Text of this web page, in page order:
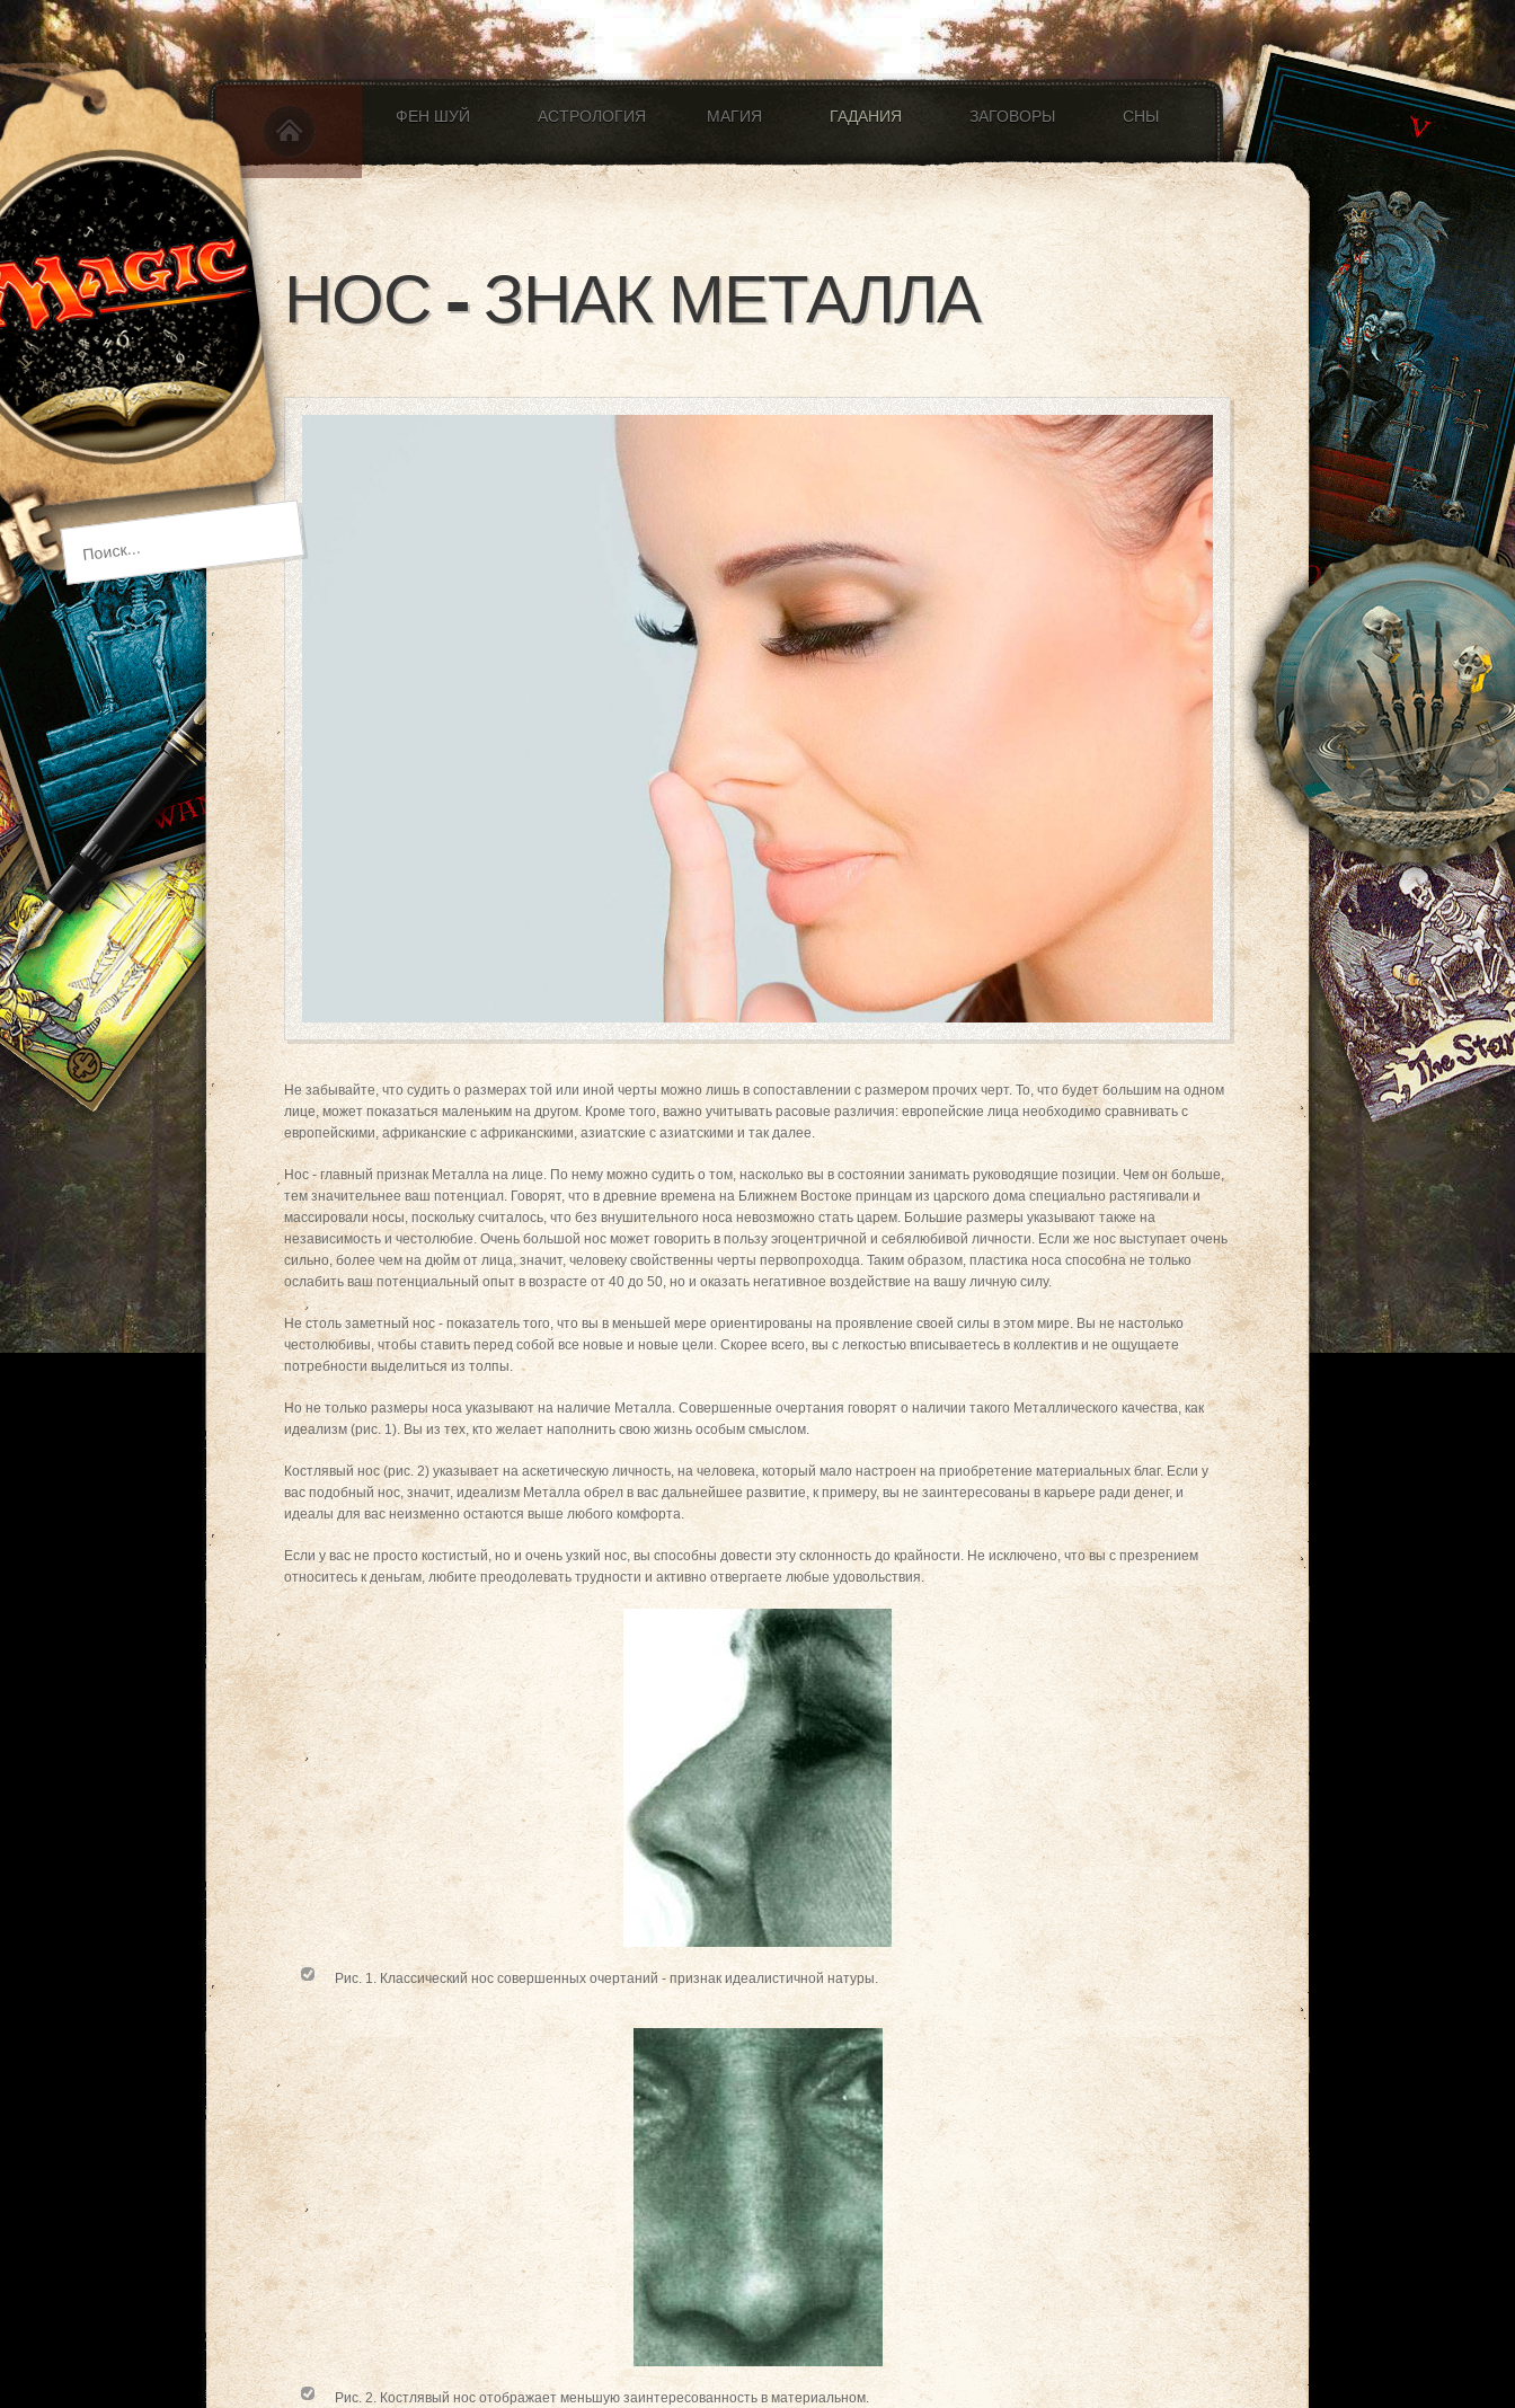
ФЕН ШУЙ АСТРОЛОГИЯ МАГИЯ ГАДАНИЯ ЗАГОВОРЫ СНЫ
НОС - ЗНАК МЕТАЛЛА
Не забывайте, что судить о размерах той или иной черты можно лишь в сопоставлении с размером прочих черт. То, что будет большим на одном
лице, может показаться маленьким на другом. Кроме того, важно учитывать расовые различия: европейские лица необходимо сравнивать с
европейскими, африканские с африканскими, азиатские с азиатскими и так далее.
Нос - главный признак Металла на лице. По нему можно судить о том, насколько вы в состоянии занимать руководящие позиции. Чем он больше,
тем значительнее ваш потенциал. Говорят, что в древние времена на Ближнем Востоке принцам из царского дома специально растягивали и
массировали носы, поскольку считалось, что без внушительного носа невозможно стать царем. Большие размеры указывают также на
независимость и честолюбие. Очень большой нос может говорить в пользу эгоцентричной и себялюбивой личности. Если же нос выступает очень
сильно, более чем на дюйм от лица, значит, человеку свойственны черты первопроходца. Таким образом, пластика носа способна не только
ослабить ваш потенциальный опыт в возрасте от 40 до 50, но и оказать негативное воздействие на вашу личную силу.
Не столь заметный нос - показатель того, что вы в меньшей мере ориентированы на проявление своей силы в этом мире. Вы не настолько
честолюбивы, чтобы ставить перед собой все новые и новые цели. Скорее всего, вы с легкостью вписываетесь в коллектив и не ощущаете
потребности выделиться из толпы.
Но не только размеры носа указывают на наличие Металла. Совершенные очертания говорят о наличии такого Металлического качества, как
идеализм (рис. 1). Вы из тех, кто желает наполнить свою жизнь особым смыслом.
Костлявый нос (рис. 2) указывает на аскетическую личность, на человека, который мало настроен на приобретение материальных благ. Если у
вас подобный нос, значит, идеализм Металла обрел в вас дальнейшее развитие, к примеру, вы не заинтересованы в карьере ради денег, и
идеалы для вас неизменно остаются выше любого комфорта.
Если у вас не просто костистый, но и очень узкий нос, вы способны довести эту склонность до крайности. Не исключено, что вы с презрением
относитесь к деньгам, любите преодолевать трудности и активно отвергаете любые удовольствия.
Рис. 1. Классический нос совершенных очертаний - признак идеалистичной натуры.
Рис. 2. Костлявый нос отображает меньшую заинтересованность в материальном.